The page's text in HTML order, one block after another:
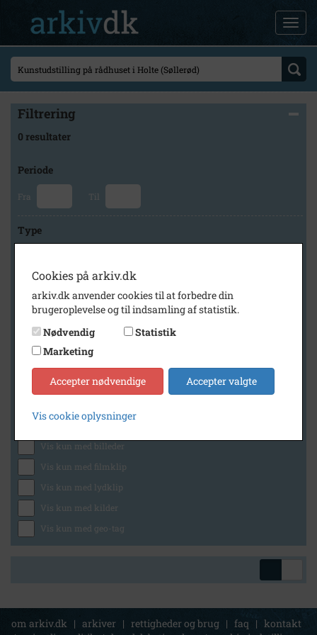
Filtrering
0 resultater
Periode
Fra Til
Type
Arkiv
Lokalarkivet Alsønderup -Tjæreby
Generelt
Vis kun med billeder
Vis kun med filmklip
Vis kun med lydklip
Vis kun med kilder
Vis kun med geo-tag
om arkiv.dk | arkiver | rettigheder og brug | faq | kontakt
Cookies på arkiv.dk
arkiv.dk anvender cookies til at forbedre din
brugeroplevelse og til indsamling af statistik.
Nødvendig
Statistik
Marketing
Accepter nødvendige Accepter valgte
Vis cookie oplysninger